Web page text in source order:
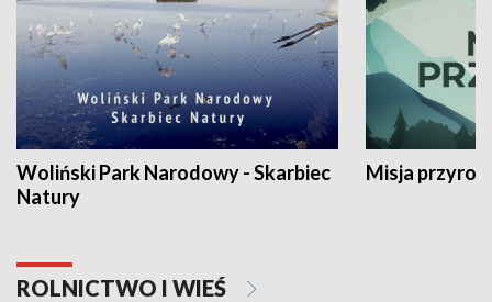
Woliński Park Narodowy - Skarbiec
Natury
Misja
ROLNICTWO I WIEŚ